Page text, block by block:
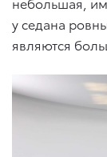
у седана
являются